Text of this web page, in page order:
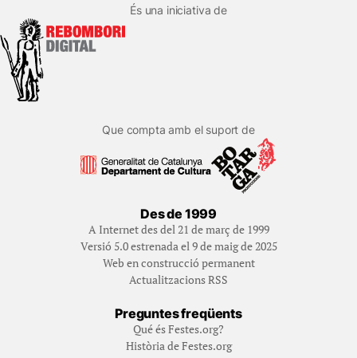
És una iniciativa de
Que compta amb el suport de
Des de 1999
A Internet des del 21 de març de 1999
Versió 5.0 estrenada el 9 de maig de 2025
Web en construcció permanent
Actualitzacions RSS
Preguntes freqüents
Qué és Festes.org?
Història de Festes.org